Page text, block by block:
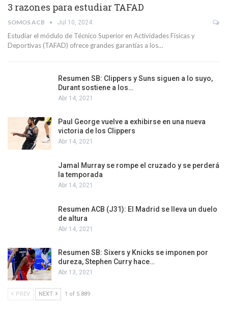
3 razones para estudiar TAFAD
SOMOS ACB Jul 10, 2024
Estudiar el módulo de Técnico Superior en Actividades Físicas y
Deportivas (TAFAD) ofrece grandes garantías a los…
Resumen SB: Clippers y Suns siguen a lo suyo,
Durant sostiene a los…
Abr 14, 2021
Paul George vuelve a exhibirse en una nueva
victoria de los Clippers
Abr 14, 2021
Jamal Murray se rompe el cruzado y se perderá
la temporada
Abr 14, 2021
Resumen ACB (J31): El Madrid se lleva un duelo
de altura
Abr 14, 2021
Resumen SB: Sixers y Knicks se imponen por
dureza, Stephen Curry hace…
Abr 13, 2021
PREV NEXT 1 of 5.889